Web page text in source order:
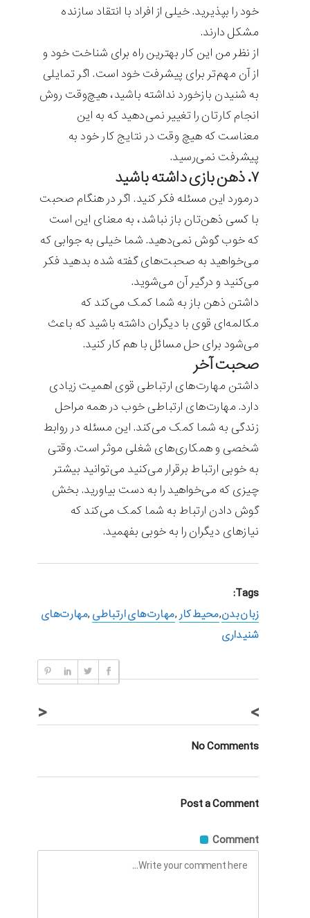
خود را بپذیرید. خیلی از افراد با انتقاد سازنده
مشکل دارند.
از نظر من این کار بهترین راه برای شناخت خود و
از آن مهم‌تر برای پیشرفت خود است. اگر تمایلی
به شنیدن بازخورد نداشته باشید، هیچ‌وقت روش
انجام کارتان را تغییر نمی‌دهید که به این
معناست که هیچ وقت در نتایج کار خود به
پیشرفت نمی‌رسید.
۷. ذهن بازی داشته باشید
درمورد این مسئله فکر کنید. اگر در هنگام صحبت
با کسی ذهن‌تان باز نباشد، به معنای این است
که خوب گوش نمی‌دهید. شما خیلی به جوابی که
می‌خواهید به صحبت‌های گفته شده بدهید فکر
می‌کنید و درگیر آن می‌شوید.
داشتن ذهن باز به شما کمک می‌کند که
مکالمه‌ای قوی با دیگران داشته باشید که باعث
می‌شود برای حل مسائل با هم کار کنید.
صحبت آخر
داشتن مهارت‌های ارتباطی قوی اهمیت زیادی
دارد. مهارت‌های ارتباطی خوب در همه مراحل
زندگی به شما کمک می‌کند. این مسئله در روابط
شخصی و همکاری‌های شغلی موثر است. وقتی
به خوبی ارتباط برقرار می‌کنید می‌توانید بیشتر
چیزی که می‌خواهید را به دست بیاورید. بخش
گوش دادن ارتباط به شما کمک می‌کند که
نیازهای دیگران را به خوبی بفهمید.
Tags:
زبان بدن,محیط کار ,مهارت‌های ارتباطی ,مهارت‌های
شنیداری
< >
No Comments
Post a Comment
Comment